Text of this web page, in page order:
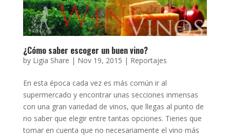
¿Cómo saber escoger un buen vino?
by Ligia Share | Nov 19, 2015 | Reportajes
En esta época cada vez es más común ir al
supermercado y encontrar unas secciones inmensas
con una gran variedad de vinos, que llegas al punto de
no saber que elegir entre tantas opciones. Tienes que
tomar en cuenta que no necesariamente el vino más